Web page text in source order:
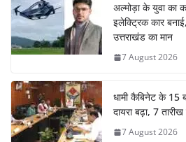
अल्मोड़ा के युवा का
इलेक्ट्रिक कार
उत्तराखंड का मान
7 August 2026
धामी कैबिनेट के 15
दायरा बढ़ा, 7
7 August 2026